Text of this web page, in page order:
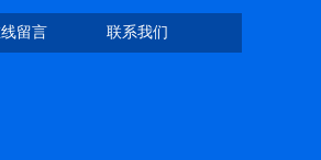
留言 联系我们